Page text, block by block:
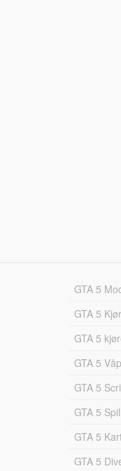
GTA 5
GTA 5
GTA 5
GTA 5
GTA 5
GTA 5
GTA 5
GTA 5